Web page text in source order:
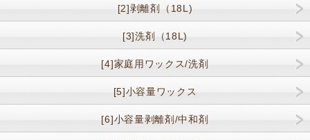
[2]剥離剤（18L)
[3]洗剤（18L)
[4]家庭用ワックス/洗剤
[5]小容量ワックス
[6]小容量剥離剤/中和剤